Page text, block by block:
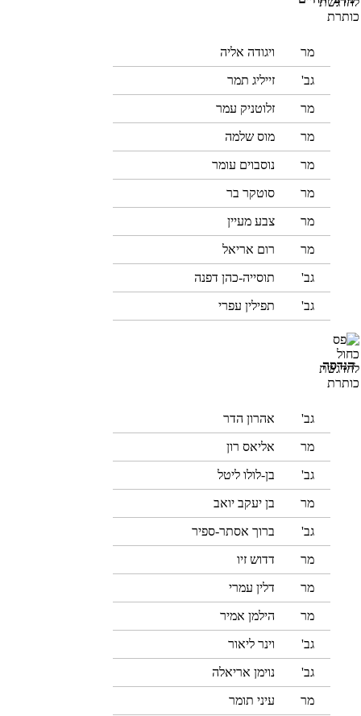
מר ויגודה אליה
גב' זייליג תמר
מר זלוטניק עמר
מר מוס שלמה
מר נוסבוים עומר
מר סוטקר בר
מר צבע מעיין
מר רום אריאל
גב' תוסייה-כהן דפנה
גב' תפילין עפרי
הנדסה
גב' אהרון הדר
מר אליאס רון
גב' בן-לולו ליטל
מר בן יעקב יואב
גב' ברוך אסתר-ספיר
מר דדוש זיו
מר דלין עמרי
מר הילמן אמיר
גב' וינר ליאור
גב' נוימן אריאלה
מר עיני תומר